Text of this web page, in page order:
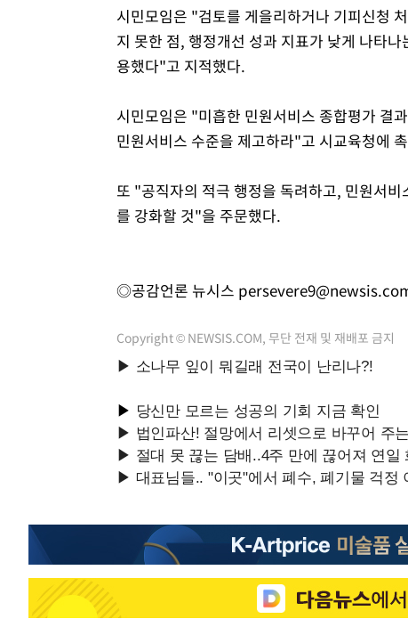
시민모임은 "검토를 게을리하거나 기피신청
지 못한 점, 행정개선 성과 지표가 낮게 나타
용했다"고 지적했다.
시민모임은 "미흡한 민원서비스 종합평가 결
민원서비스 수준을 제고하라"고 시교육청에
또 "공직자의 적극 행정을 독려하고, 민원서
를 강화할 것"을 주문했다.
◎공감언론 뉴시스
Copyright © NEWSIS.COM, 무단 전재 및 재배포 금지